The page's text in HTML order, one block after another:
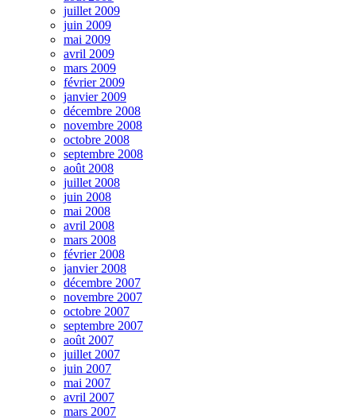
juillet 2009
juin 2009
mai 2009
avril 2009
mars 2009
février 2009
janvier 2009
décembre 2008
novembre 2008
octobre 2008
septembre 2008
août 2008
juillet 2008
juin 2008
mai 2008
avril 2008
mars 2008
février 2008
janvier 2008
décembre 2007
novembre 2007
octobre 2007
septembre 2007
août 2007
juillet 2007
juin 2007
mai 2007
avril 2007
mars 2007